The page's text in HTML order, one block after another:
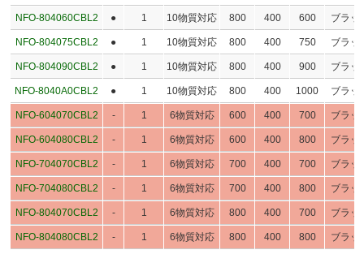
NFO-804060CBL2 ● 1 10物質対応 800 400 600 ブラッ
NFO-804075CBL2 ● 1 10物質対応 800 400 750 ブラッ
NFO-804090CBL2 ● 1 10物質対応 800 400 900 ブラッ
NFO-8040A0CBL2 ● 1 10物質対応 800 400 1000 ブラッ
NFO-604070CBL2 - 1 6物質対応 600 400 700 ブラッ
NFO-604080CBL2 - 1 6物質対応 600 400 800 ブラッ
NFO-704070CBL2 - 1 6物質対応 700 400 700 ブラッ
NFO-704080CBL2 - 1 6物質対応 700 400 800 ブラッ
NFO-804070CBL2 - 1 6物質対応 800 400 700 ブラッ
NFO-804080CBL2 - 1 6物質対応 800 400 800 ブラッ